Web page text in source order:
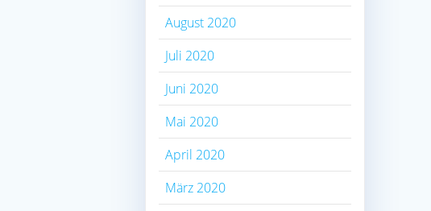
August 2020
Juli 2020
Juni 2020
Mai 2020
April 2020
März 2020